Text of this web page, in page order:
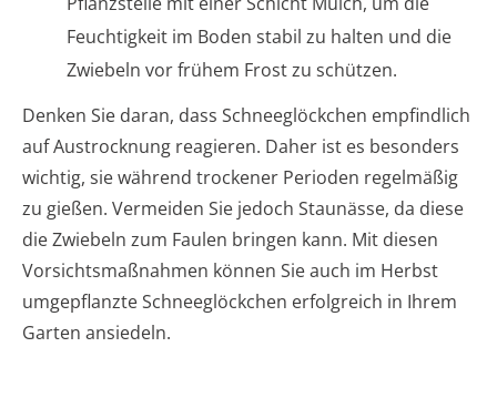
Feuchtigkeit im Boden stabil zu halten und die
Zwiebeln vor frühem Frost zu schützen.
Denken Sie daran, dass Schneeglöckchen empfindlich
auf Austrocknung reagieren. Daher ist es besonders
wichtig, sie während trockener Perioden regelmäßig
zu gießen. Vermeiden Sie jedoch Staunässe, da diese
die Zwiebeln zum Faulen bringen kann. Mit diesen
Vorsichtsmaßnahmen können Sie auch im Herbst
umgepflanzte Schneeglöckchen erfolgreich in Ihrem
Garten ansiedeln.